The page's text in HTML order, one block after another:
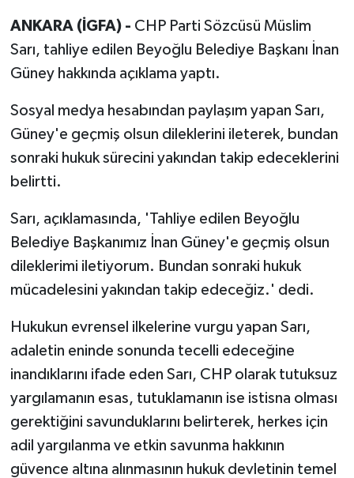
ANKARA (İGFA) - CHP Parti Sözcüsü Müslim
Sarı, tahliye edilen Beyoğlu Belediye Başkanı İnan
Güney hakkında açıklama yaptı.
Sosyal medya hesabından paylaşım yapan Sarı,
Güney'e geçmiş olsun dileklerini ileterek, bundan
sonraki hukuk sürecini yakından takip edeceklerini
belirtti.
Sarı, açıklamasında, 'Tahliye edilen Beyoğlu
Belediye Başkanımız İnan Güney'e geçmiş olsun
dileklerimi iletiyorum. Bundan sonraki hukuk
mücadelesini yakından takip edeceğiz.' dedi.
Hukukun evrensel ilkelerine vurgu yapan Sarı,
adaletin eninde sonunda tecelli edeceğine
inandıklarını ifade eden Sarı, CHP olarak tutuksuz
yargılamanın esas, tutuklamanın ise istisna olması
gerektiğini savunduklarını belirterek, herkes için
adil yargılanma ve etkin savunma hakkının
güvence altına alınmasının hukuk devletinin temel